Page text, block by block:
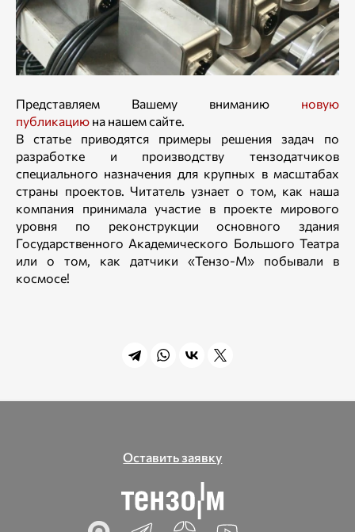
Представляем Вашему вниманию новую
публикацию на нашем сайте.
В статье приводятся примеры решения задач по
разработке и производству тензодатчиков
специального назначения для крупных в масштабах
страны проектов. Читатель узнает о том, как наша
компания принимала участие в проекте мирового
уровня по реконструкции основного здания
Государственного Академического Большого Театра
или о том, как датчики «Тензо-М» побывали в
космосе!
Оставить заявку